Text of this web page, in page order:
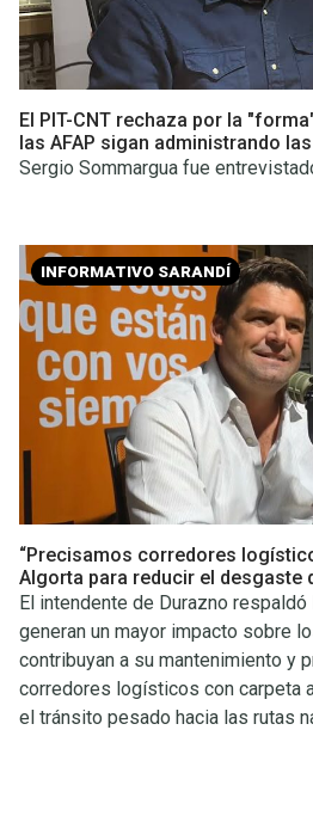
El PIT-CNT rechaza por la
las AFAP sigan administrando
Sergio Sommargua fue
INFORMATIVO SARANDÍ
“Precisamos corredores
Algorta para reducir el desgaste
El intendente de Durazno
generan un mayor impacto sobre
contribuyan a su mantenimiento y
corredores logísticos con carpeta
el tránsito pesado hacia las rutas